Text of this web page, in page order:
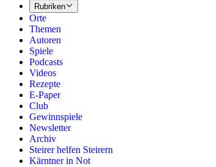
Rubriken
Orte
Themen
Autoren
Spiele
Podcasts
Videos
Rezepte
E-Paper
Club
Gewinnspiele
Newsletter
Archiv
Steirer helfen Steirern
Kärntner in Not